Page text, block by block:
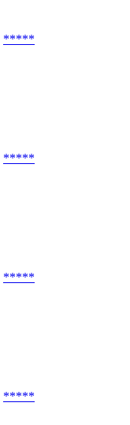
*****
*****
*****
*****